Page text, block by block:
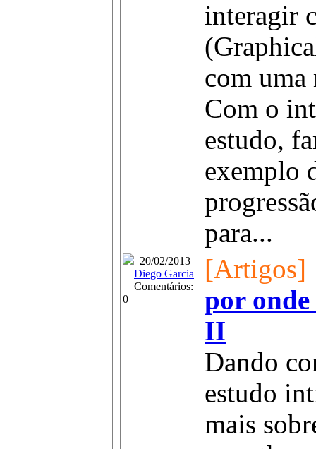
interagir
com uma
Com o
estudo,
exemplo
para...
20/02/2013
Diego Garcia
Comentários:
0
[Artigos]
por onde
II
Dando
estudo
mais